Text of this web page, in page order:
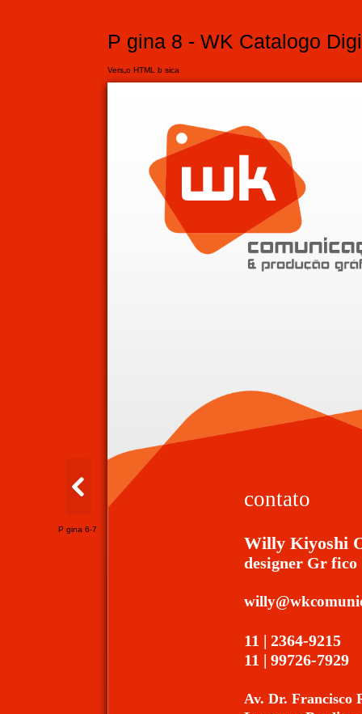
P gina 8 - WK Catalogo
Vers„o HTML b sica
Willy Kiyoshi
designer Gr fico
11 | 2364-9215
11 | 99726-7929
Av. Dr. Francisco
contato
P gina 6-7